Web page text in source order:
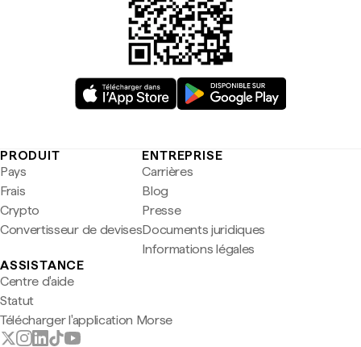
PRODUIT
Pays
Frais
Crypto
Convertisseur de devises
ENTREPRISE
Carrières
Blog
Presse
Documents juridiques
Informations légales
ASSISTANCE
Centre d'aide
Statut
Télécharger l'application Morse